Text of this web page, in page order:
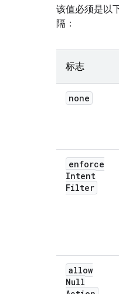
该值必须是以
隔：
标志
none
enforce
Intent
Filter
allow
Null